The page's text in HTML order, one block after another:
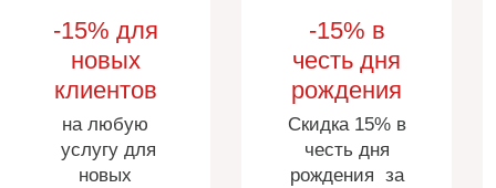
-15% для
новых
клиентов
на любую
услугу для
новых
-15% в
честь дня
рождения
Скидка 15% в
честь дня
рождения за